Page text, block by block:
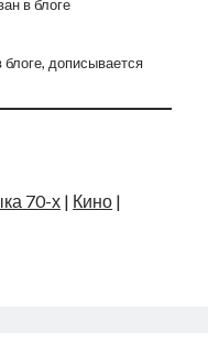
в блоге
блоге, дописывается
70-х | Кино |